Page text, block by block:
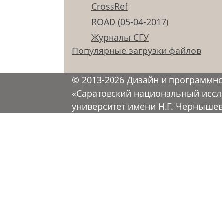
CrossRef
ROAD (05-04-2017)
Журналы СГУ
Популярные загрузки файлов
© 2013-2026 Дизайн и
«Саратовский национальный
университет имени Н.Г.